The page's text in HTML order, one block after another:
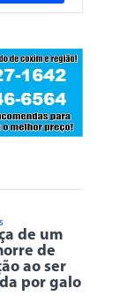
de um
de
ao ser
por galo